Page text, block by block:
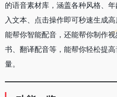
的语音素材库，涵盖各种风格、
入文本、点击操作即可秒速生成
能帮你智能配音，还能帮你制作
书、翻译配音等，能帮你轻松提
量。